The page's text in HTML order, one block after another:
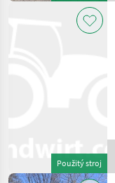
Použitý stroj